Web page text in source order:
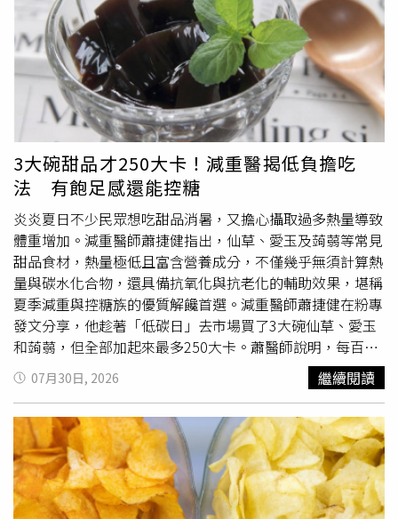
消費者廳仍建議業者標示，以避免費者誤解。另歐盟亦藉由
Quantitative Ingredient Declaration(下稱QUID）制度，強
調對於定量標示管理之重視。有關食藥署對於蘿蔔糕未含蘿
蔔的查核方式，食藥署表示略以，針對市售蘿蔔糕產品標示
符合性稽查，110至112年各地方(政府)衛生局後市場查核計
462件，均未涉有違反食安法第28條規定之情節，另目前尚
無檢驗方法可檢驗食品中蘿蔔含量，倘查獲產品有標示不實
之疑慮需進一步查證，得視個案情形移請製造業者所轄衛生
局查察。然調查發現，110年至今年6月30日止，食藥署針
對所抽查後市場端及早餐店供應共計1,028件次蘿蔔糕產
品，均未因此赴製造廠稽查蘿蔔實際投料情形，僅對於品名
標示為「蘿蔔糕」者，核對其外包裝成分欄位是否有載明蘿
蔔，此流於形式的「文字核對」稽查方式，無法確認產品是
否確實含有蘿蔔，難以確保食品內容物與標示相符。有關
「目前尚無檢驗方法可檢驗食品中蘿蔔含量」的說法，專家
學者表示，依食藥署食品營養成分資料庫資料，白蘿蔔每
100公克約含1.1公克膳食纖維，又在來米無麩質，其膳食纖
維含量以零計算；而蘿蔔糕在蒸熟過程中，主要的「脫水
率」來自蘿蔔絲受熱釋放水分，一般而言，蘿蔔絲在炒煮後
會釋出約占重量約15至20%的水分，該等水分會進入粉漿
成為「總液體」的一部分，因此若品名為「蘿蔔糕」，其蘿
蔔含量理應超過50%，倘蘿蔔糕一片以80公克計，其濕重
約94公克，膳食纖維含量約為0.5公克，並非完全無法檢驗
頭髮泡軟才能慢慢洗淨。此外，劇中一場打鬥戲，她也堅持
親自上陣不用替身，「我的動作有自己的特色，大家一看就
知道是不是我，為了電影好，我覺得需要就是需要」，敬業
精神令人佩服。翁倩玉接受《聚焦2.0》高文音專訪，分享
睽違47年重返大銀幕的心路歷程。（圖／年代提供）身兼歌
手身分的翁倩玉坦言，去年在高流舉辦大型演唱會後，原以
為已完成心願，甚至萌生「可以不用再唱了」的念頭，畢竟
一連演唱兩個小時，對體力是不小的考驗。沒想到在歌迷期
待下，今年仍決定於8月台北、11月台中舉辦60周年演唱
會。為了儲備體力，她平時除了練氣功、做皮拉提斯與深蹲
維持體能，也會出門遛狗、曬太陽補充維生素D，幫助睡眠
與發聲，持續保持最佳狀態。提到飲食偏好，祖母是台南人
的翁倩玉對台菜情有獨鍾，每次回到台灣都指定想吃台南
菜。節目現場品嚐台南鱔魚意麵等美食時，她更以流利台語
與主廚對答如流。她也分享私房養生秘訣，從30歲開始便養
成「先吃青菜、再吃蛋白質、最後吃澱粉」的飲食習慣，每
餐只吃七分飽；現場更親自示範「涼拌西瓜皮」，將西瓜白
色果皮切絲，加鹽抓軟後拌入紅蘿蔔絲，再以醋、麻油及醬
油調味，不僅清爽可口，更是夏天消暑退火的好滋味。
3大碗甜品才250大卡！減重醫揭低負擔吃
法 有飽足感還能控糖
炎炎夏日不少民眾想吃甜品消暑，又擔心攝取過多熱量導致
體重增加。減重醫師蕭捷健指出，仙草、愛玉及蒟蒻等常見
甜品食材，熱量極低且富含營養成分，不僅幾乎無須計算熱
量與碳水化合物，還具備抗氧化與抗老化的輔助效果，堪稱
夏季減重與控糖族的優質解饞首選。減重醫師蕭捷健在粉專
發文分享，他趁著「低碳日」去市場買了3大碗仙草、愛玉
和蒟蒻，但全部加起來最多250大卡。蕭醫師說明，每百公
克的愛玉熱量僅約1至2大卡，仙草與蒟蒻每百公克也僅約5
至20大卡。在營養價值方面，蕭醫師說明，仙草含有多酚類
與黃酮類等植化素，具備良好的抗氧化活性；愛玉則富含
「低甲氧基果膠」這類水溶性膳食纖維，有助於減緩餐後糖
分吸收速度；蒟蒻所含的「葡甘露聚醣」具有極高吸水膨脹
特性，能佔據胃部空間增加飽足感、延緩胃排空，發酵後還
能產生有益腸道健康的短鏈脂肪酸。針對日常飲食搭配，蕭
07月30日, 2026 繼續閱讀